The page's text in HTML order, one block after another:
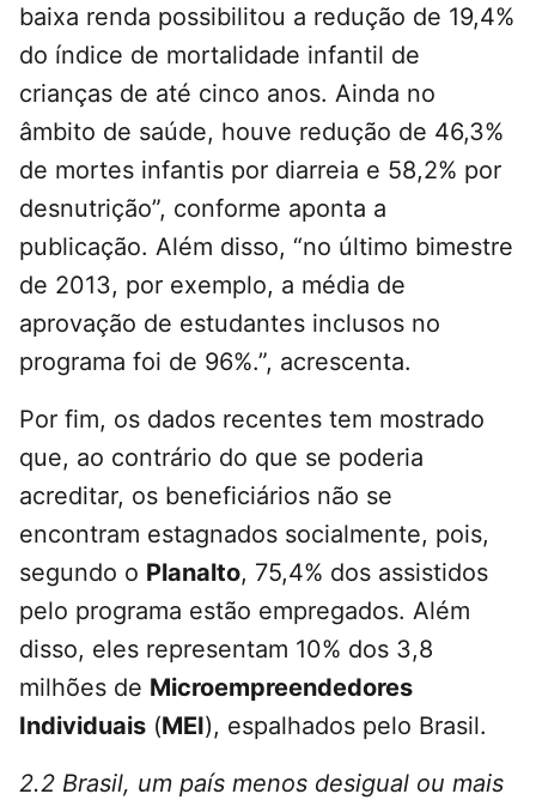
baixa renda possibilitou a redução de 19,4%
do índice de mortalidade infantil de
crianças de até cinco anos. Ainda no
âmbito de saúde, houve redução de 46,3%
de mortes infantis por diarreia e 58,2% por
desnutrição”, conforme aponta a
publicação. Além disso, “no último bimestre
de 2013, por exemplo, a média de
aprovação de estudantes inclusos no
programa foi de 96%.”, acrescenta.
Por fim, os dados recentes tem mostrado
que, ao contrário do que se poderia
acreditar, os beneficiários não se
encontram estagnados socialmente, pois,
segundo o Planalto, 75,4% dos assistidos
pelo programa estão empregados. Além
disso, eles representam 10% dos 3,8
milhões de Microempreendedores
Individuais (MEI), espalhados pelo Brasil.
2.2 Brasil, um país menos desigual ou mais